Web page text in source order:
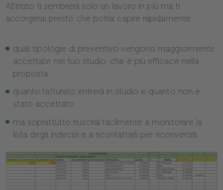
All’inizio ti sembrerà solo un lavoro in più ma ti
accorgerai presto che potrai capire rapidamente:
quali tipologie di preventivo vengono maggiormente
accettate nel tuo studio, che è più efficace nella
proposta
quanto fatturato entrerà in studio e quanto non è
stato accettato
ma soprattutto riuscirai facilmente a monitorare la
lista degli indecisi e a ricontattarli per riconvertirli.